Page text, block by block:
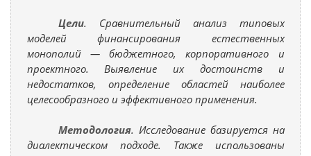
Цели. Сравнительный анализ типовых
моделей финансирования естественных
монополий — бюджетного, корпоративного и
проектного. Выявление их достоинств и
недостатков, определение областей наиболее
целесообразного и эффективного применения.
Методология. Исследование базируется на
диалектическом подходе. Также использованы